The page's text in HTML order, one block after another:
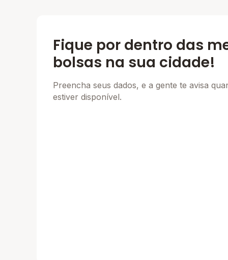
Fique por dentro das
bolsas na sua cidade!
Preencha seus dados, e a gente te avisa
estiver disponível.